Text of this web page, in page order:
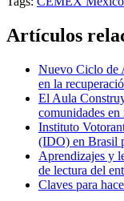
Artículos
Nuevo Ciclo de
en la
El Aula
comunidades
Instituto
(IDO) en Brasil
Aprendizajes y
de lectura del
Claves para